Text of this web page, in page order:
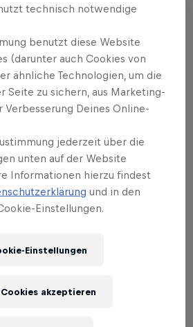
die Startaufstellung, weil
3 Plätze von 8 auf 11 nach
von Österreich
von Österreich
technisch notwendige
benutzt diese Website
(darunter auch Cookies von
ähnliche Technologien, um die
Seite zu sichern, aus Marketing-
Verbesserung Deines Online-
jederzeit über die
unten auf der Website
Informationen hierzu findest
und in den
Einstellungen.
Einstellungen
akzeptieren